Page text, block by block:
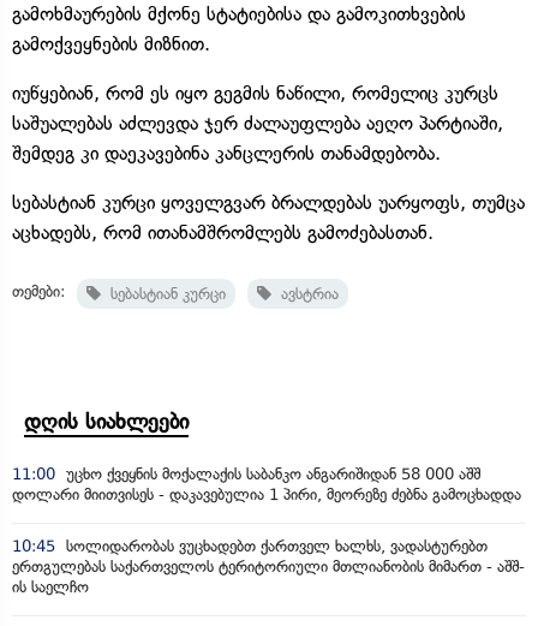
გამოხმაურების მქონე სტატიებისა და გამოკითხვების
გამოქვეყნების მიზნით.
იუწყებიან, რომ ეს იყო გეგმის ნაწილი, რომელიც კურცს
საშუალებას აძლევდა ჯერ ძალაუფლება აეღო პარტიაში,
შემდეგ კი დაეკავებინა კანცლერის თანამდებობა.
სებასტიან კურცი ყოველგვარ ბრალდებას უარყოფს, თუმცა
აცხადებს, რომ ითანამშრომლებს გამოძებასთან.
თემები: სებასტიან კურცი ავსტრია
დღის სიახლეები
11:00 უცხო ქვეყნის მოქალაქის საბანკო ანგარიშიდან 58 000 აშშ
დოლარი მიითვისეს - დაკავებულია 1 პირი, მეორეზე ძებნა გამოცხადდა
10:45 სოლიდარობას ვუცხადებთ ქართველ ხალხს, ვადასტურებთ
ერთგულებას საქართველოს ტერიტორიული მთლიანობის მიმართ - აშშ-
ის საელჩო